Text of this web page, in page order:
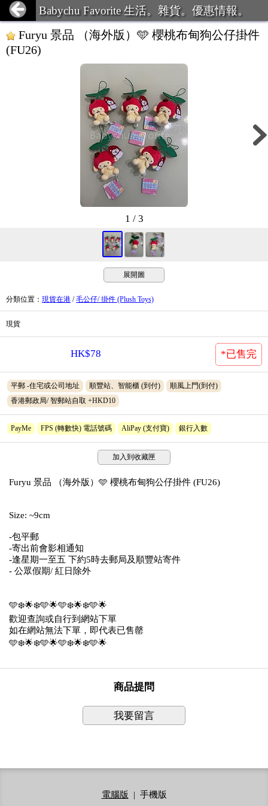
Babychu Favorite 生活。雜貨。優惠情報。
Furyu 景品 （海外版）🩵 櫻桃布甸狗公仔掛件
(FU26)
1 / 3
展開圖
分類位置 ： 現貨在港 /毛公仔/ 掛件 (Plush Toys)
現貨
HK$78 *已售完
平郵 -住宅或公司地址 順豐站、智能櫃 (到付)
順風上門(到付)
香港郵政局/ 智郵站自取 +HKD10
PayMe FPS (轉數快) 電話號碼 AliPay (支付寶) 銀行入數
加入到收藏匣
Furyu 景品 （海外版）🩵 櫻桃布甸狗公仔掛件 (FU26)
Size: ~9cm
-包平郵
-寄出前會影相通知
-逢星期一至五 下約5時去郵局及順豐站寄件
- 公眾假期/ 紅日除外
🩵❄️🌟❄️🩵🌟🩵❄️🌟❄️🩵🌟
歡迎查詢或自行到網站下單
如在網站無法下單，即代表已售罄
🩵❄️🌟❄️🩵🌟🩵❄️🌟❄️🩵🌟
商品提問
我要留言
電腦版 | 手機版